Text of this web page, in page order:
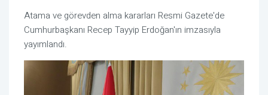
Atama ve görevden alma kararları Resmi Gazete'de
Cumhurbaşkanı Recep Tayyip Erdoğan'ın imzasıyla
yayımlandı.